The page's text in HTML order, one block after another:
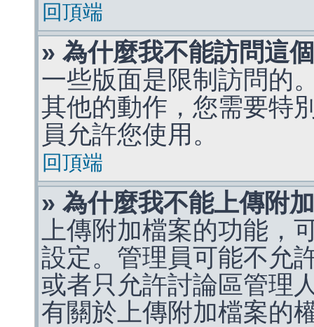
回頂端
» 為什麼我不能訪問這
一些版面是限制訪問的
其他的動作，您需要特
員允許您使用。
回頂端
» 為什麼我不能上傳附
上傳附加檔案的功能，
設定。管理員可能不允
或者只允許討論區管理
有關於上傳附加檔案的